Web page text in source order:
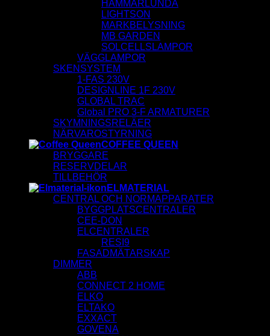
HAMMARLUNDA
LIGHTSON
MARKBELYSNING
MB GARDEN
SOLCELLSLAMPOR
VÄGGLAMPOR
SKENSYSTEM
1-FAS 230V
DESIGNLINE 1F 230V
GLOBAL TRAC
Global PRO 3-F ARMATURER
SKYMNINGSRELÄER
NÄRVAROSTYRNING
COFFEE QUEEN
BRYGGARE
RESERVDELAR
TILLBEHÖR
ELMATERIAL
CENTRAL OCH NORMAPPARATER
BYGGPLATSCENTRALER
CEE-DON
ELCENTRALER
RESI9
FASADMÄTARSKAP
DIMMER
ABB
CONNECT 2 HOME
ELKO
ELTAKO
EXXACT
GOVENA